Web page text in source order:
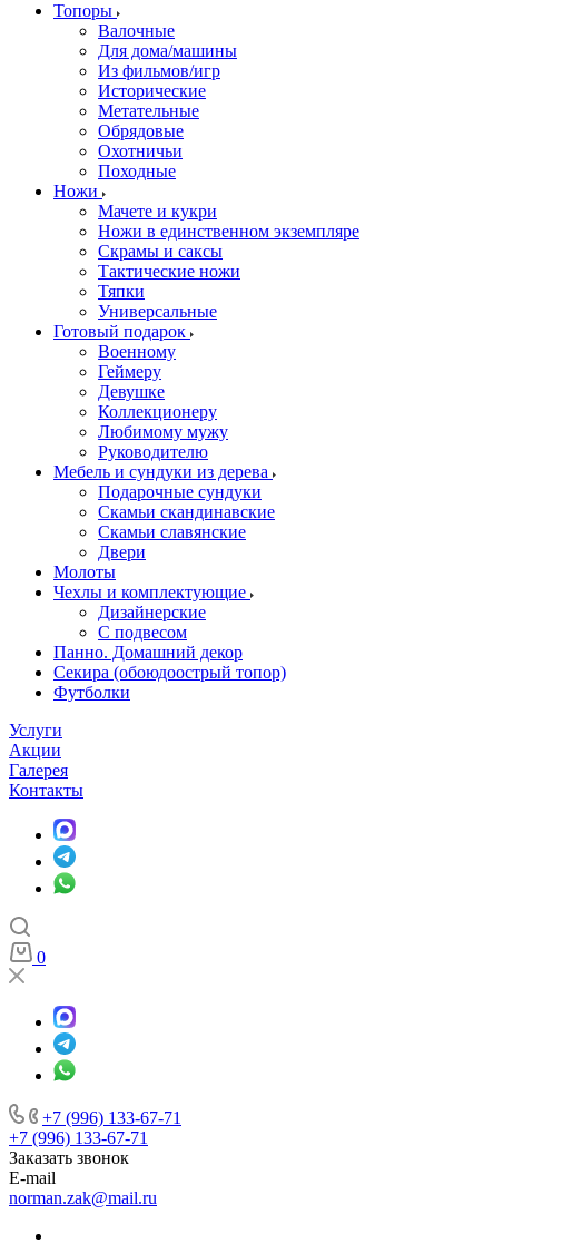
Топоры
Валочные
Для дома/машины
Из фильмов/игр
Исторические
Метательные
Обрядовые
Охотничьи
Походные
Ножи
Мачете и кукри
Ножи в единственном экземпляре
Скрамы и саксы
Тактические ножи
Тяпки
Универсальные
Готовый подарок
Военному
Геймеру
Девушке
Коллекционеру
Любимому мужу
Руководителю
Мебель и сундуки из дерева
Подарочные сундуки
Скамьи скандинавские
Скамьи славянские
Двери
Молоты
Чехлы и комплектующие
Дизайнерские
С подвесом
Панно. Домашний декор
Секира (обоюдоострый топор)
Футболки
Услуги
Акции
Галерея
Контакты
0
+7 (996) 133-67-71
+7 (996) 133-67-71
Заказать звонок
E-mail
norman.zak@mail.ru